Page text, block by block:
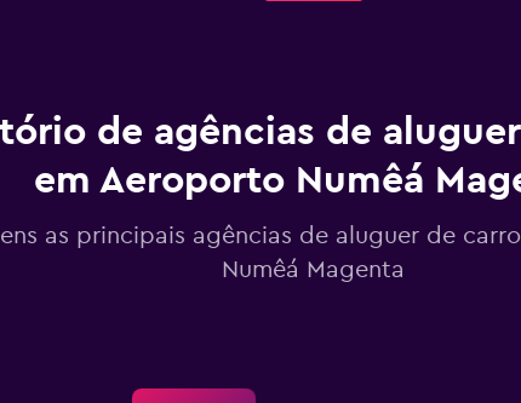
de agências de
em Aeroporto Numêá
as principais agências de aluguer de
Numêá Magenta